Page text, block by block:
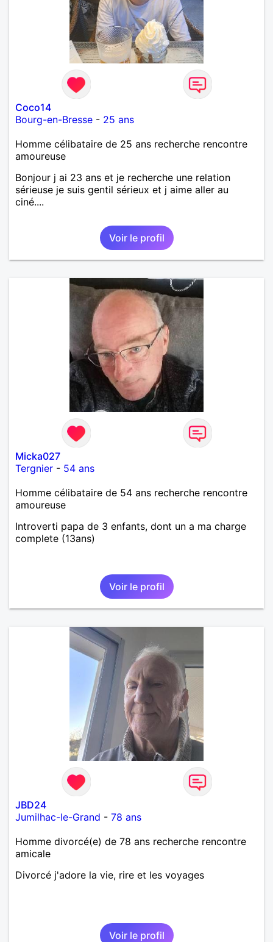
Coco14
Bourg-en-Bresse - 25 ans
Homme célibataire de 25 ans recherche rencontre
amoureuse
Bonjour j ai 23 ans et je recherche une relation
sérieuse je suis gentil sérieux et j aime aller au
ciné....
Voir le profil
Micka027
Tergnier - 54 ans
Homme célibataire de 54 ans recherche rencontre
amoureuse
Introverti papa de 3 enfants, dont un a ma charge
complete (13ans)
Voir le profil
JBD24
Jumilhac-le-Grand - 78 ans
Homme divorcé(e) de 78 ans recherche rencontre
amicale
Divorcé j'adore la vie, rire et les voyages
Voir le profil